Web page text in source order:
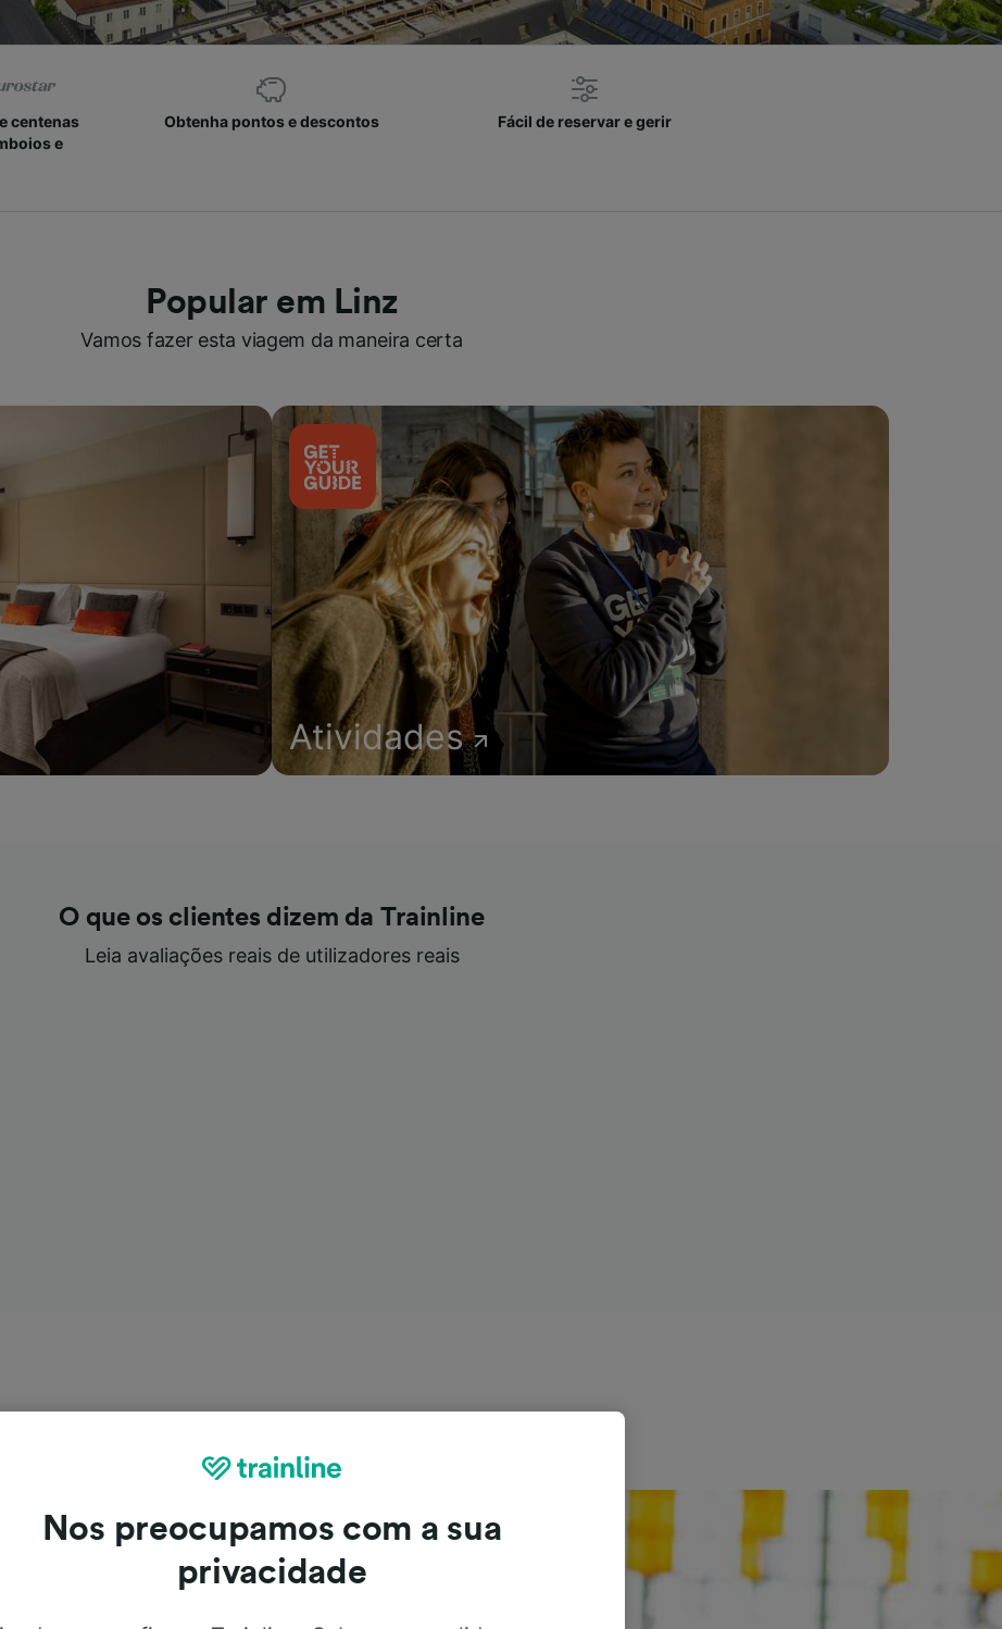
centenas
e
Obtenha pontos e descontos Fácil de reservar e gerir
Popular em Linz
Vamos fazer esta viagem da maneira certa
Atividades
O que os clientes dizem da Trainline
Leia avaliações reais de utilizadores reais
Linz de
Nos preocupamos com a sua
privacidade